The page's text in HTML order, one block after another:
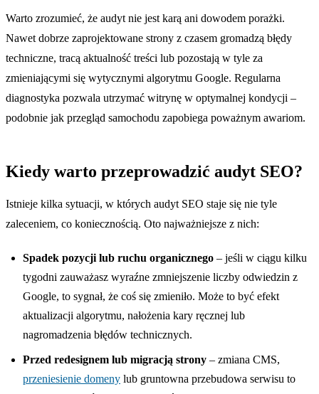
Warto zrozumieć, że audyt nie jest karą ani dowodem porażki.
Nawet dobrze zaprojektowane strony z czasem gromadzą błędy
techniczne, tracą aktualność treści lub pozostają w tyle za
zmieniającymi się wytycznymi algorytmu Google. Regularna
diagnostyka pozwala utrzymać witrynę w optymalnej kondycji –
podobnie jak przegląd samochodu zapobiega poważnym awariom.
Kiedy warto przeprowadzić audyt SEO?
Istnieje kilka sytuacji, w których audyt SEO staje się nie tyle
zaleceniem, co koniecznością. Oto najważniejsze z nich:
Spadek pozycji lub ruchu organicznego – jeśli w ciągu kilku
tygodni zauważasz wyraźne zmniejszenie liczby odwiedzin z
Google, to sygnał, że coś się zmieniło. Może to być efekt
aktualizacji algorytmu, nałożenia kary ręcznej lub
nagromadzenia błędów technicznych.
Przed redesignem lub migracją strony – zmiana CMS,
przeniesienie domeny lub gruntowna przebudowa serwisu to